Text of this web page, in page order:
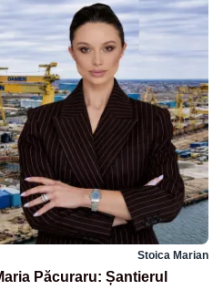
Stoica Marian
Păcuraru: Șantierul